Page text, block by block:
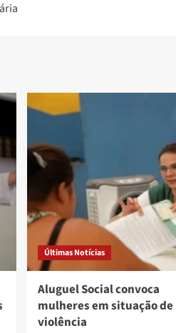
Últimas Notícias
Aluguel Social convoca
mulheres em situação de
violência